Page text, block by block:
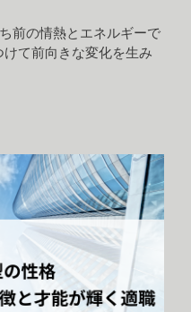
前の情熱とエネルギーで
て前向きな変化を生み